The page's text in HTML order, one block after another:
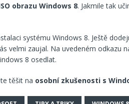
obrazu Windows 8. Jakmile tak
systému Windows 8. Ještě
velmi zaujal. Na uvedeném odkazu
8 osedlat.
těšit na osobní zkušenosti s